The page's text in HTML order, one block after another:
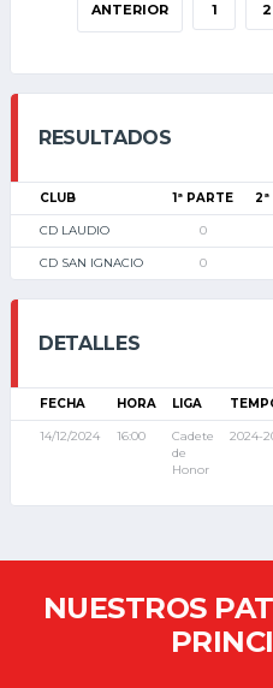
ANTERIOR 1 2
RESULTADOS
CLUB 1ª PARTE 2ª
CD LAUDIO 0
CD SAN IGNACIO 0
DETALLES
FECHA HORA LIGA
14/12/2024 16:00
Cadete
de
Honor
2024-
NUESTROS